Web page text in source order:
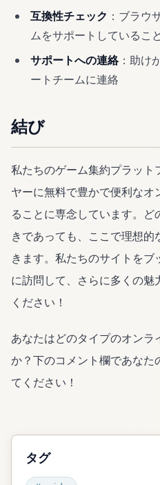
互換性チェック ：ブラウ
ムをサポートしているこ
サポートへの連絡：助け
ートチームに連絡
結び
私たちのゲーム集約プラット
ヤーに無料で豊かで便利な
ることに専念しています。
きであっても、ここで理想
きます。私たちのサイトを
に訪問して、さらに多くの
ください！
あなたはどのタイプのオン
か？下のコメント欄であなた
てください！
タグ